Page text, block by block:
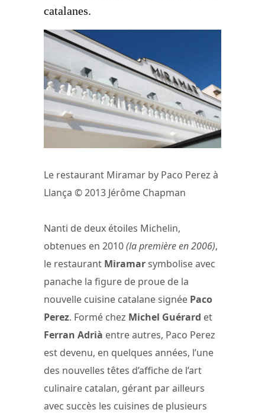
catalanes.
Le restaurant Miramar by Paco Perez à
Llança © 2013 Jérôme Chapman
Nanti de deux étoiles Michelin,
obtenues en 2010(la première en 2006),
le restaurant Miramarsymbolise avec
panache la figure de proue de la
nouvelle cuisine catalane signée Paco
Perez. Formé chez Michel Guérard et
Ferran Adrià entre autres, Paco Perez
est devenu, en quelques années, l’une
des nouvelles têtes d’affiche de l’art
culinaire catalan, gérant par ailleurs
avec succès les cuisines de plusieurs